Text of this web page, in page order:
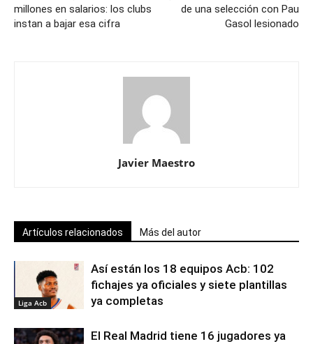
millones en salarios: los clubs
instan a bajar esa cifra
de una selección con Pau
Gasol lesionado
Javier Maestro
Artículos relacionados Más del autor
Liga Acb
Así están los 18 equipos Acb: 102
fichajes ya oficiales y siete plantillas
ya completas
El Real Madrid tiene 16 jugadores ya